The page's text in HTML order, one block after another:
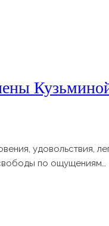
удовольствия,
по ощущениям…